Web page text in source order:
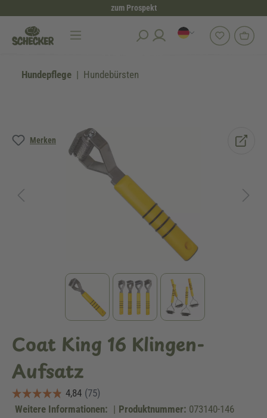
zum Prospekt
Hundepflege Hundebürsten
Merken
Bildergalerie überspringen
Coat King 16 Klingen-
Aufsatz
Weitere Informationen: | Produktnummer: 073140-146